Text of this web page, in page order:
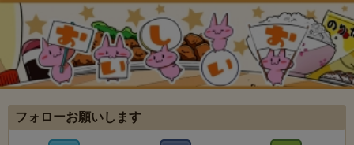
フォローお願いします